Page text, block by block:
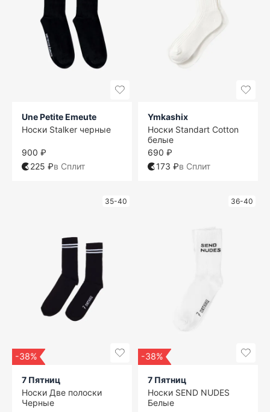
Une Petite Emeute
Носки Stalker черные
900 ₽
225 ₽в Сплит
Ymkashix
Носки Standart Cotton
белые
690 ₽
173 ₽в Сплит
35-40
-38%
7 Пятниц
Носки Две полоски
Черные
36-40
-38%
7 Пятниц
Носки SEND NUDES
Белые